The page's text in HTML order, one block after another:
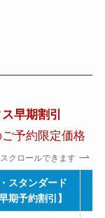
早期割引
予約限定価格
スクロールできます
スタンダード
期予約割引】